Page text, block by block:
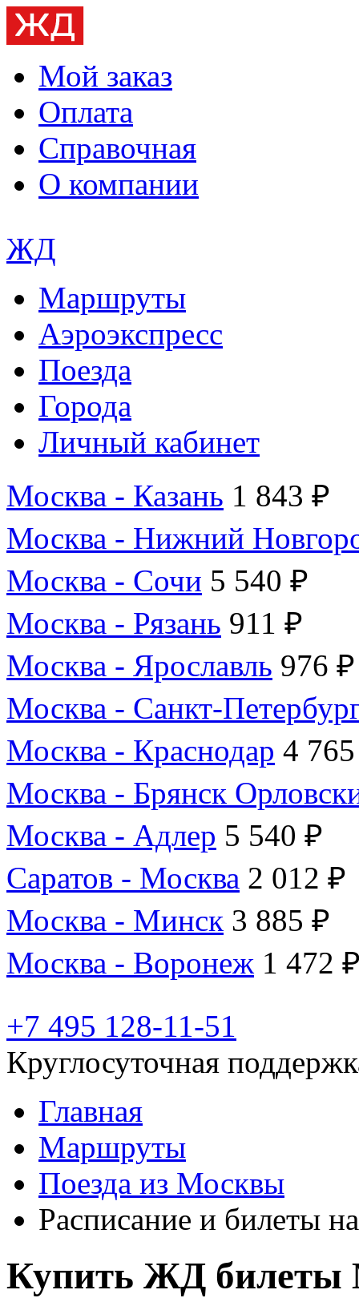
Мой заказ
Оплата
Справочная
О компании
ЖД
Маршруты
Аэроэкспресс
Поезда
Города
Личный кабинет
Москва - Казань 1 843 ₽
Москва - Нижний
Москва - Сочи 5 540 ₽
Москва - Рязань 911 ₽
Москва - Ярославль 976 ₽
Москва - Санкт-
Москва - Краснодар 4
Москва - Брянск
Москва - Адлер 5 540 ₽
Саратов - Москва 2 012 ₽
Москва - Минск 3 885 ₽
Москва - Воронеж 1 472
+7 495 128-11-51
Круглосуточная
Главная
Маршруты
Поезда из Москвы
Расписание и билеты
Купить ЖД билеты